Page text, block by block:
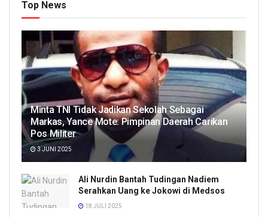
Top News
Minta TNI Tidak Jadikan Sekolah Sebagai
Markas, Yance Mote: Pimpinan Daerah Carikan
Pos Militer
3 JUNI 2025
Ali Nurdin Bantah Tudingan Nadiem
Serahkan Uang ke Jokowi di Medsos
18 JULI 2025